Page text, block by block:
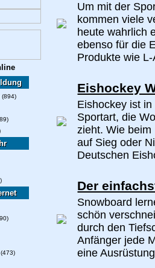
(894)
(473)
Um mit der
kommen viele
heute wahrlich
ebenso für die
Produkte wie
Eishockey
Eishockey ist
Sportart, die
zieht. Wie
auf Sieg oder
Deutschen
Der
Snowboard
schön
durch den
Anfänger jede
eine